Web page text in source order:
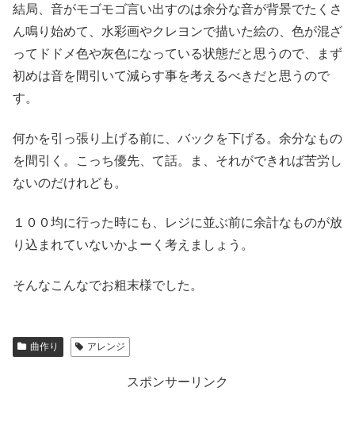
結局、音がモゴモゴ言い出すのは余分な音が背景でたくさ
ん鳴り始めて、水彩画やクレヨンで描いた絵の、色が混ざ
ってドドメ色や灰色になっている状態だと思うので、まず
初めは音を間引いて減らす事を考えるべきだと思うので
す。
何かを引っ張り上げる前に、バックを下げる。余分なもの
を間引く。こっち優先、て話。ま、それができれば苦労し
ないのだけれども。
１００均に行った時にも、レジに並ぶ前に余計なものが放
り込まれていないかよーく考えましょう。
そんなこんなでお粗末様でした。
曲作り アレンジ
スポンサーリンク